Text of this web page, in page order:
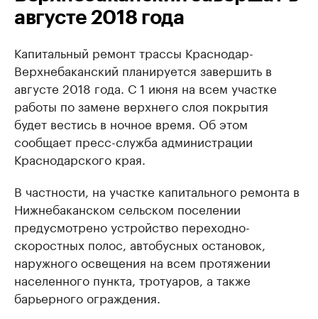
августе 2018 года
Капитальный ремонт трассы Краснодар-
Верхнебаканский планируется завершить в
августе 2018 года. С 1 июня на всем участке
работы по замене верхнего слоя покрытия
будет вестись в ночное время. Об этом
сообщает пресс-служба администрации
Краснодарского края.
В частности, на участке капитального ремонта в
Нижнебаканском сельском поселении
предусмотрено устройство переходно-
скоростных полос, автобусных остановок,
наружного освещения на всем протяжении
населенного пункта, тротуаров, а также
барьерного ограждения.